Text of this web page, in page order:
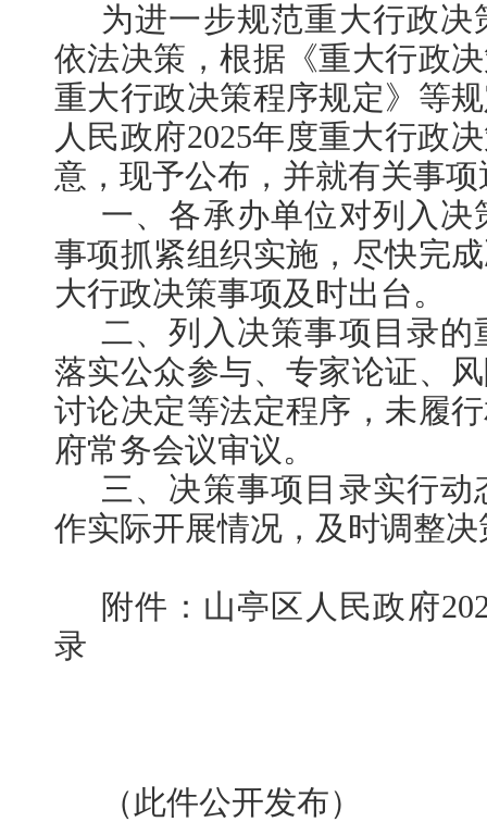
为进一步规范重大行政
依法决策，根据《重大行政
重大行政决策程序规定》等
人民政府2025年度重大行政
意，现予公布，并就有关事
一、各承办单位对列入
事项抓紧组织实施，尽快完
大行政决策事项及时出台。
二、列入决策事项目录
落实公众参与、专家论证、
讨论决定等法定程序，未履
府常务会议审议。
三、决策事项目录实行
作实际开展情况，及时调整
附件：山亭区人民政府
录
（此件公开发布）